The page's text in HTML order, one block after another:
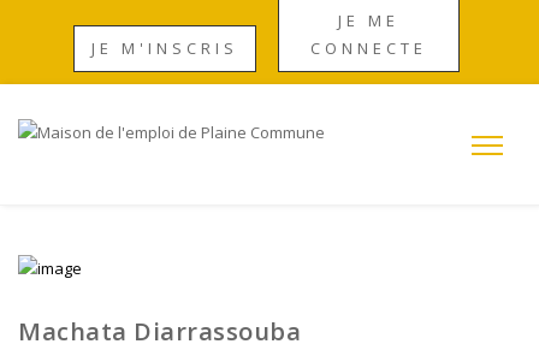
JE M'INSCRIS
JE ME
CONNECTE
Machata Diarrassouba